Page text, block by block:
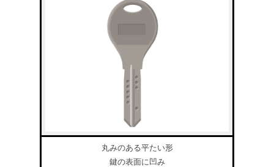
丸みのある平たい形
鍵の表面に凹み